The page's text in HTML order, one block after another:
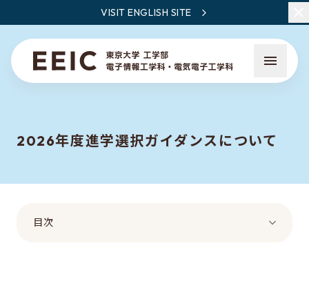
VISIT ENGLISH SITE
EEICとは
2026年度進学選択ガイダンスについて
目次